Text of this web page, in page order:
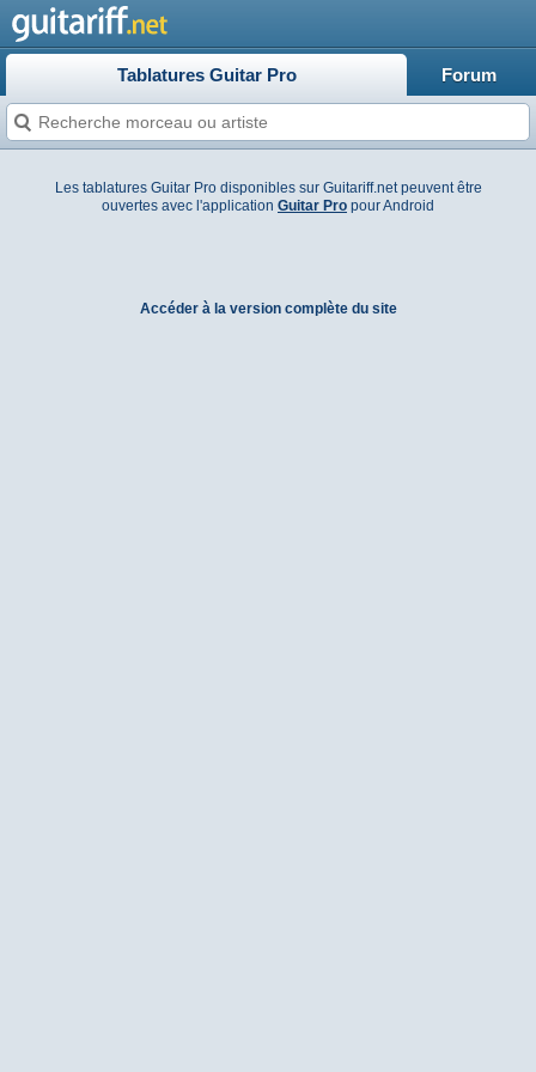
Tablatures Guitar Pro Forum
Les tablatures Guitar Pro disponibles sur Guitariff.net peuvent être
ouvertes avec l'application Guitar Pro pour Android
Accéder à la version complète du site